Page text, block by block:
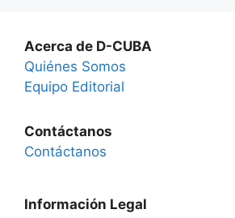
Acerca de D-CUBA
Quiénes Somos
Equipo Editorial
Contáctanos
Contáctanos
Información Legal